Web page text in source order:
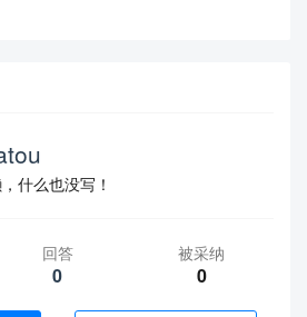
什么也没写！
回答
0
被采纳
0